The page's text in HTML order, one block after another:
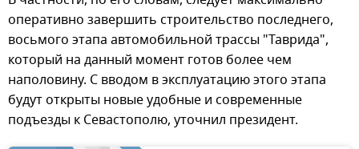
оперативно завершить строительство последнего,
восьмого этапа автомобильной трассы "Таврида",
который на данный момент готов более чем
наполовину. С вводом в эксплуатацию этого этапа
будут открыты новые удобные и современные
подъезды к Севастополю, уточнил президент.